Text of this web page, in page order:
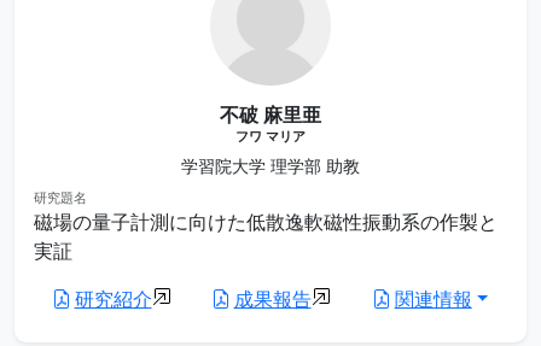
不破 麻里亜
フワ マリア
学習院大学 理学部 助教
研究題名
磁場の量子計測に向けた低散逸軟磁性振動系の作製と
実証
研究紹介
成果報告 関連情報